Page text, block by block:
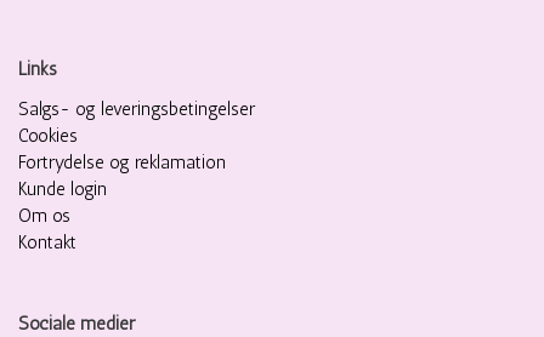
Links
Salgs- og leveringsbetingelser
Cookies
Fortrydelse og reklamation
Kunde login
Om os
Kontakt
Sociale medier